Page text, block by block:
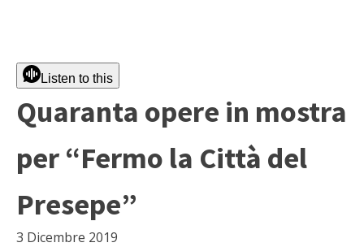
Listen to this
Quaranta opere in mostra
per “Fermo la Città del
Presepe”
3 Dicembre 2019